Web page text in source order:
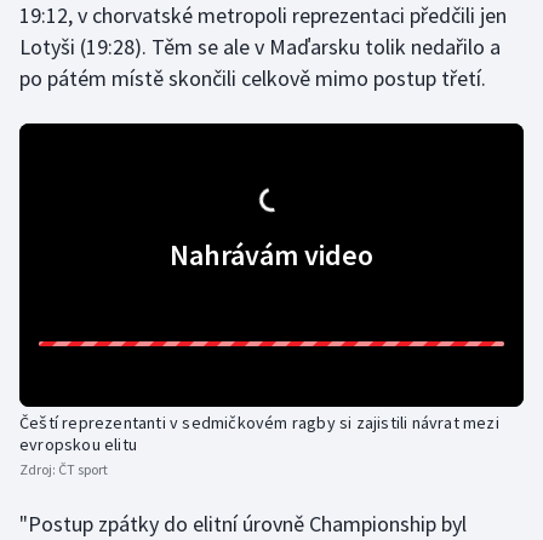
Golf
Krasobruslení
Lezení
Lyže a snowboard
Moderní pětiboj
19:12, v chorvatské metropoli reprezentaci předčili jen
Lotyši (19:28). Těm se ale v Maďarsku tolik nedařilo a
po pátém místě skončili celkově mimo postup třetí.
Nahrávám video
Čeští reprezentanti v sedmičkovém ragby si zajistili návrat mezi
evropskou elitu
Zdroj: ČT sport
"Postup zpátky do elitní úrovně Championship byl